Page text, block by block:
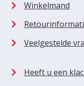
Winkelmand
Veelgestelde
Heeft u een